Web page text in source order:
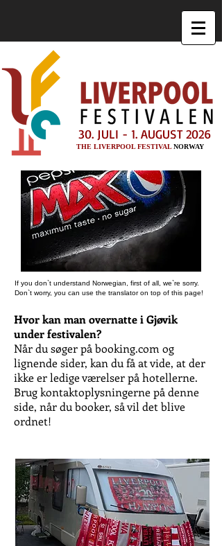
30. JULI - 1. AUGUST 2026
THE LIVERPOOL FESTIVALNORWAY
If you don`t understand Norwegian, first of all, we`re sorry.
Don`t worry, you can use the translator on top of this page!
Hvor kan man overnatte i Gjøvik
under festivalen?
Når du søger på booking.com og
lignende sider, kan du få at vide, at der
ikke er ledige værelser på hotellerne.
Brug kontaktoplysningerne på denne
side, når du booker, så vil det blive
ordnet!